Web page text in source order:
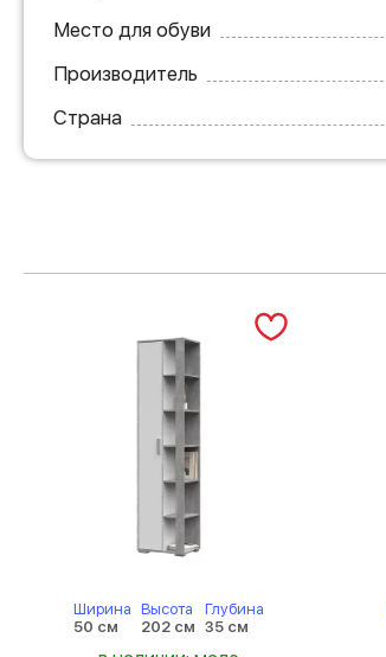
Место для обуви
Производитель
Страна
Ширина
50 см
Высота
202 см
Глубина
35 см